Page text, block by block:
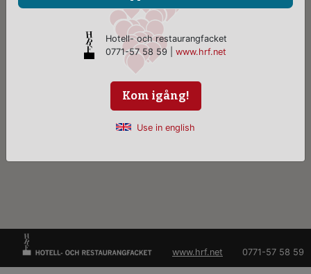
www.hrf.net 0771-57 58 59
Hotell- och restaurangfacket
0771-57 58 59 |www.hrf.net
Kom igång!
Use in english